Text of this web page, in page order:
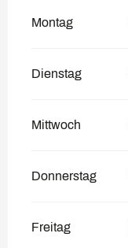
Montag
Dienstag
Mittwoch
Donnerstag
Freitag